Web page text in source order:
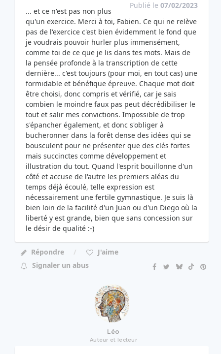
Publié le 07/02/2023
... et ce n'est pas non plus
qu'un exercice. Merci à toi, Fabien. Ce qui ne relève
pas de l'exercice c'est bien évidemment le fond que
je voudrais pouvoir hurler plus immensément,
comme toi de ce que je lis dans tes mots. Mais de
la pensée profonde à la transcription de cette
dernière... c'est toujours (pour moi, en tout cas) une
formidable et bénéfique épreuve. Chaque mot doit
être choisi, donc compris et vérifié, car je sais
combien le moindre faux pas peut décrédibiliser le
tout et salir mes convictions. Impossible de trop
s'épancher également, et donc s'obliger à
bucheronner dans la forêt dense des idées qui se
bousculent pour ne présenter que des clés fortes
mais succinctes comme développement et
illustration du tout. Quand l'esprit bouillonne d'un
côté et accuse de l'autre les premiers aléas du
temps déjà écoulé, telle expression est
nécessairement une fertile gymnastique. Je suis là
bien loin de la facilité d'un Juan ou d'un Diego où la
liberté y est grande, bien que sans concession sur
le désir de qualité :-)
Répondre
J'aime
Signaler un abus
Léo
Auteur et lecteur